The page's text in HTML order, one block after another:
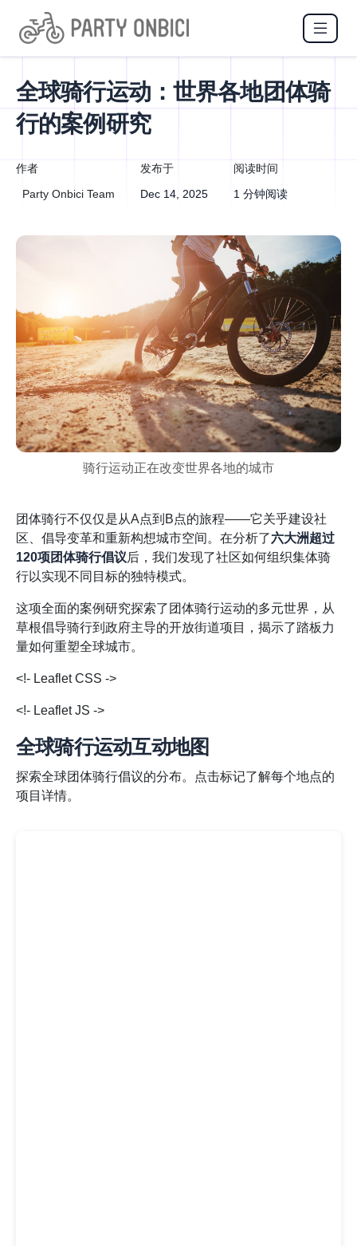
全球骑行运动：世界各地团体骑
行的案例研究
作者
Party Onbici Team
发布于
Dec 14, 2025
阅读时间
1 分钟阅读
骑行运动正在改变世界各地的城市
团体骑行不仅仅是从A点到B点的旅程——它关乎建设社
区、倡导变革和重新构想城市空间。在分析了六大洲超过
120项团体骑行倡议后，我们发现了社区如何组织集体骑
行以实现不同目标的独特模式。
这项全面的案例研究探索了团体骑行运动的多元世界，从
草根倡导骑行到政府主导的开放街道项目，揭示了踏板力
量如何重塑全球城市。
<!- Leaflet CSS ->
<!- Leaflet JS ->
全球骑行运动互动地图
探索全球团体骑行倡议的分布。点击标记了解每个地点的
项目详情。